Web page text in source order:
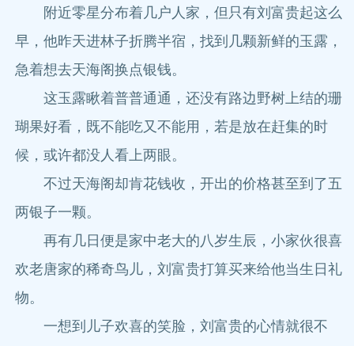
附近零星分布着几户人家，但只有刘富贵起这么
早，他昨天进林子折腾半宿，找到几颗新鲜的玉露，
急着想去天海阁换点银钱。
这玉露瞅着普普通通，还没有路边野树上结的珊
瑚果好看，既不能吃又不能用，若是放在赶集的时
候，或许都没人看上两眼。
不过天海阁却肯花钱收，开出的价格甚至到了五
两银子一颗。
再有几日便是家中老大的八岁生辰，小家伙很喜
欢老唐家的稀奇鸟儿，刘富贵打算买来给他当生日礼
物。
一想到儿子欢喜的笑脸，刘富贵的心情就很不